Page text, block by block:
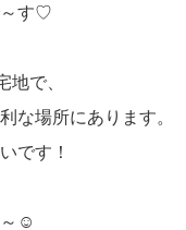
～す♡
地で、
な場所にあります。
です！
～☺